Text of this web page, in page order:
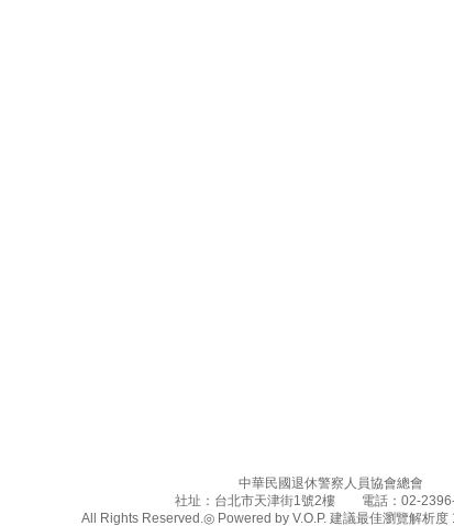
中華民國退休警察人員協會總會
社址：台北市天津街1號2樓 電話：02-
All Rights Reserved.◎ Powered by V.O.P. 建議最佳瀏覽解析度